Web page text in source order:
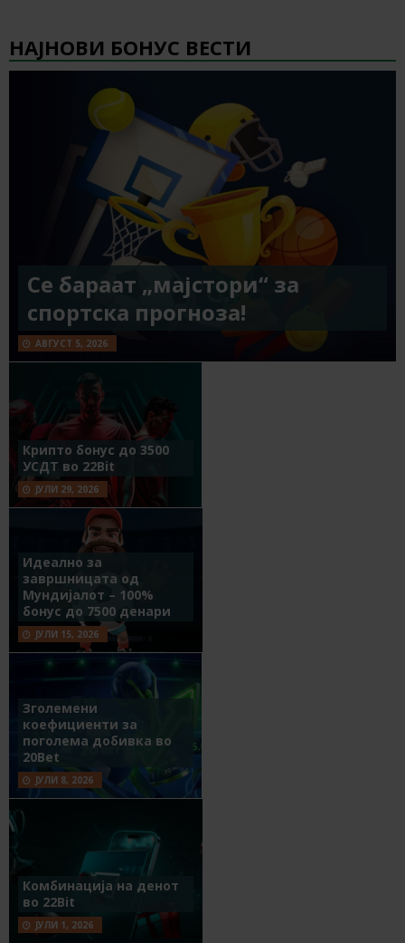
НАЈНОВИ БОНУС ВЕСТИ
Се бараат „мајстори“ за
спортска прогноза!
АВГУСТ 5, 2026
Крипто бонус до 3500
УСДТ во 22Bit
ЈУЛИ 29, 2026
Идеално за
завршницата од
Мундијалот – 100%
бонус до 7500 денари
ЈУЛИ 15, 2026
Зголемени
коефициенти за
поголема добивка во
20Bet
ЈУЛИ 8, 2026
Комбинација на денот
во 22Bit
ЈУЛИ 1, 2026